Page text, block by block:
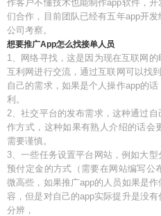
作客户不懂技术也能制作app软件，
们合作，目前团队已经有五年app开
公司考察。
想要推广App怎么找接单人员
1、网络寻找，这是因为现在互联网
互利网进行交流，通过互联网可以找
自己的需求，如果是个人操作app的
利。
2、社交平台的发布需求，这种通过
作方式，这种如果有熟人介绍的话会
需要谨慎。
3、一些任务设置平台网站，例如大
预付定金的方式（需要在网站编写公
微高些，如果推广app的人员如果是
容，但是对自己的app实际提升是没
分辨，